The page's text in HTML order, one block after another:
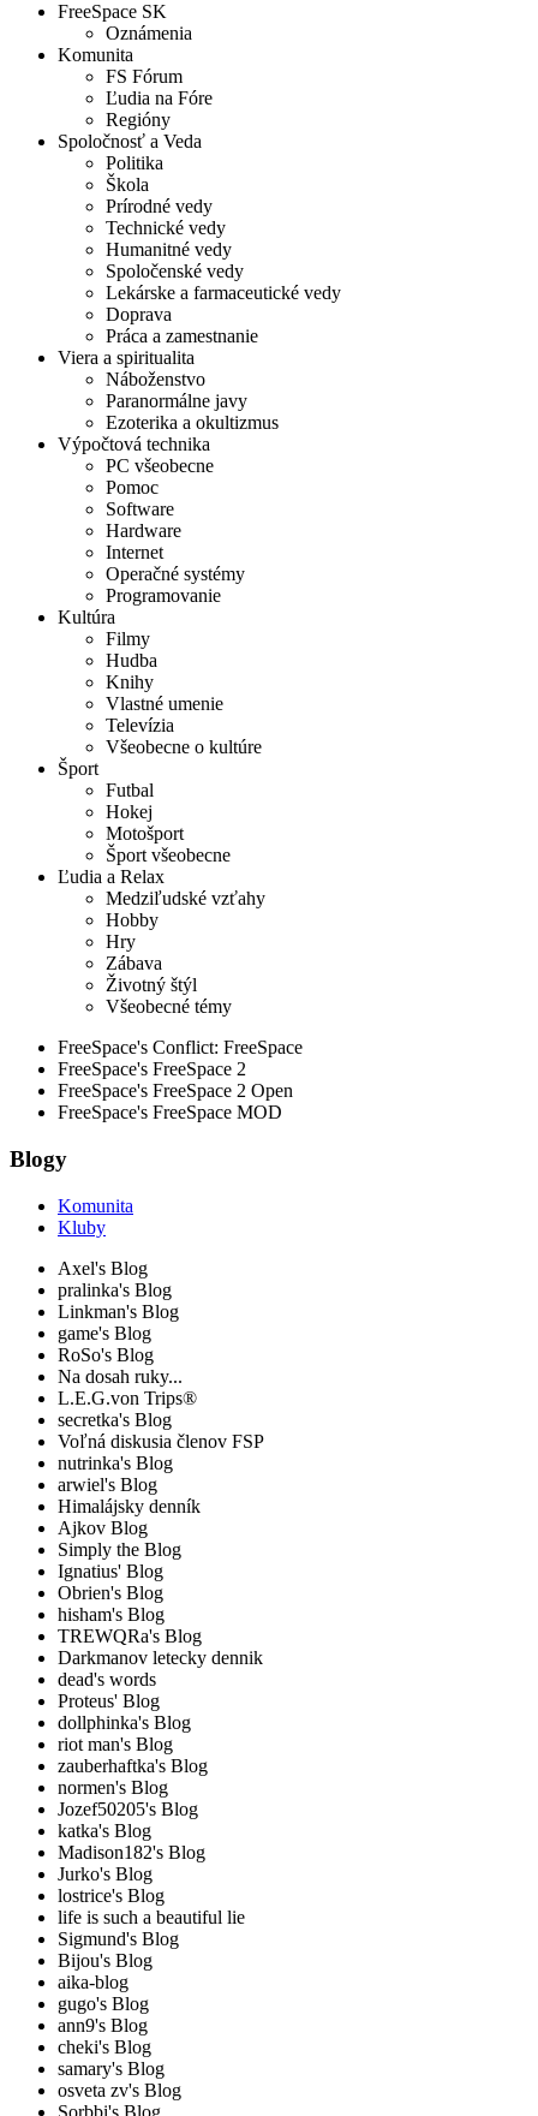
FreeSpace SK
Oznámenia
Komunita
FS Fórum
Ľudia na Fóre
Regióny
Spoločnosť a Veda
Politika
Škola
Prírodné vedy
Technické vedy
Humanitné vedy
Spoločenské vedy
Lekárske a farmaceutické vedy
Doprava
Práca a zamestnanie
Viera a spiritualita
Náboženstvo
Paranormálne javy
Ezoterika a okultizmus
Výpočtová technika
PC všeobecne
Pomoc
Software
Hardware
Internet
Operačné systémy
Programovanie
Kultúra
Filmy
Hudba
Knihy
Vlastné umenie
Televízia
Všeobecne o kultúre
Šport
Futbal
Hokej
Motošport
Šport všeobecne
Ľudia a Relax
Medziľudské vzťahy
Hobby
Hry
Zábava
Životný štýl
Všeobecné témy
FreeSpace's Conflict: FreeSpace
FreeSpace's FreeSpace 2
FreeSpace's FreeSpace 2 Open
FreeSpace's FreeSpace MOD
Blogy
Komunita
Kluby
Axel's Blog
pralinka's Blog
Linkman's Blog
game's Blog
RoSo's Blog
Na dosah ruky...
L.E.G.von Trips®
secretka's Blog
Voľná diskusia členov FSP
nutrinka's Blog
arwiel's Blog
Himalájsky denník
Ajkov Blog
Simply the Blog
Ignatius' Blog
Obrien's Blog
hisham's Blog
TREWQRa's Blog
Darkmanov letecky dennik
dead's words
Proteus' Blog
dollphinka's Blog
riot man's Blog
zauberhaftka's Blog
normen's Blog
Jozef50205's Blog
katka's Blog
Madison182's Blog
Jurko's Blog
lostrice's Blog
life is such a beautiful lie
Sigmund's Blog
Bijou's Blog
aika-blog
gugo's Blog
ann9's Blog
cheki's Blog
samary's Blog
osveta zv's Blog
Sorbbi's Blog